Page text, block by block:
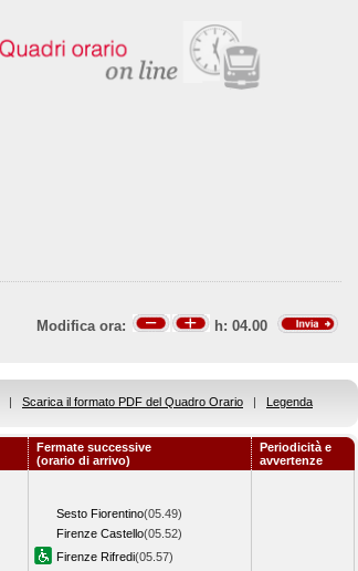
Modifica ora: h: 04.00
| Scarica il formato PDF del Quadro Orario | Legenda
Fermate successive
(orario di arrivo)
Periodicità e
avvertenze
Sesto Fiorentino(05.49)
Firenze Castello(05.52)
Firenze Rifredi(05.57)